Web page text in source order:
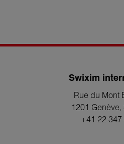
Swixim
Rue du Mont
1201 Genève,
+41 22 347